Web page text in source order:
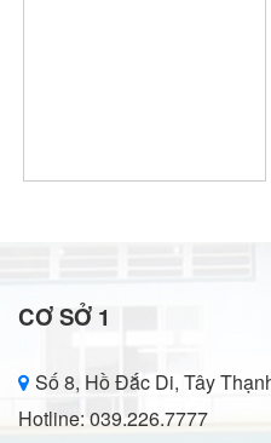
CƠ SỞ 1
Số 8, Hồ Đắc Di, Tây
Hotline: 039.226.7777